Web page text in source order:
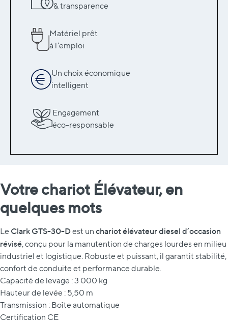
& transparence
Matériel prêt
à l’emploi
Un choix économique
intelligent
Engagement
éco-responsable
Votre chariot Élévateur, en
quelques mots
Le Clark GTS-30-Dest un chariot élévateur diesel d’occasion
révisé, conçu pour la manutention de charges lourdes en milieu
industriel et logistique. Robuste et puissant, il garantit stabilité,
confort de conduite et performance durable.
Capacité de levage : 3 000 kg
Hauteur de levée : 5,50 m
Transmission : Boîte automatique
Certification CE